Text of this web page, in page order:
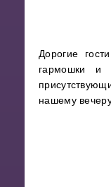
Дорогие
гармошки и
нашему